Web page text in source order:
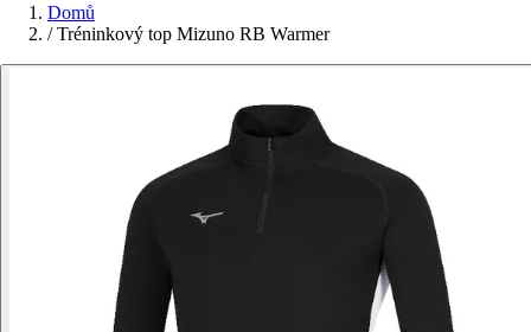
Domů
/ Tréninkový top Mizuno RB Warmer